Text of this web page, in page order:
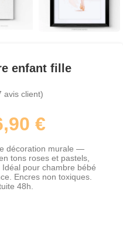
enfant fille
avis client)
€
décoration murale —
tons roses et pastels,
pour chambre bébé
Encres non toxiques.
48h.